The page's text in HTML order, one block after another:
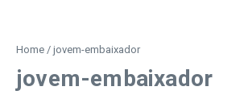
Home / jovem-embaixador
jovem-embaixador